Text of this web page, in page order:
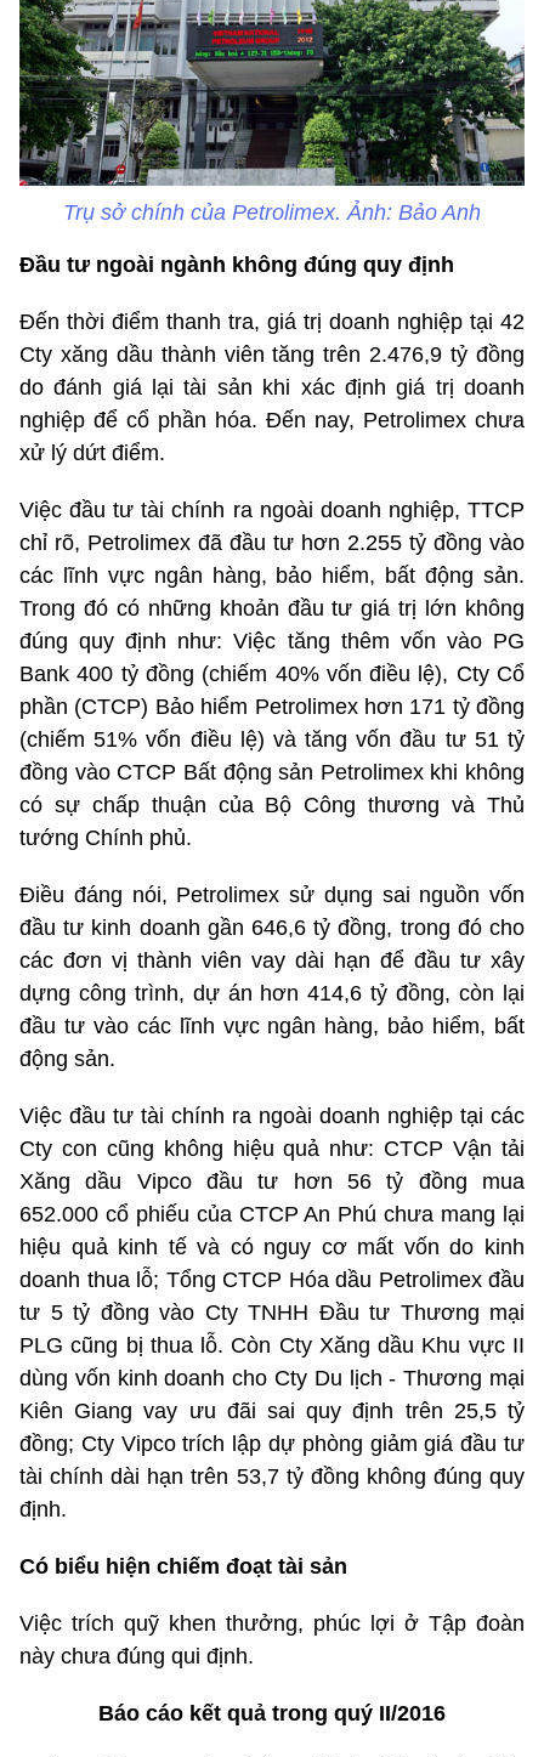
Trụ sở chính của Petrolimex. Ảnh: Bảo Anh
Đầu tư ngoài ngành không đúng quy định
Đến thời điểm thanh tra, giá trị doanh nghiệp tại 42
Cty xăng dầu thành viên tăng trên 2.476,9 tỷ đồng
do đánh giá lại tài sản khi xác định giá trị doanh
nghiệp để cổ phần hóa. Đến nay, Petrolimex chưa
xử lý dứt điểm.
Việc đầu tư tài chính ra ngoài doanh nghiệp, TTCP
chỉ rõ, Petrolimex đã đầu tư hơn 2.255 tỷ đồng vào
các lĩnh vực ngân hàng, bảo hiểm, bất động sản.
Trong đó có những khoản đầu tư giá trị lớn không
đúng quy định như: Việc tăng thêm vốn vào PG
Bank 400 tỷ đồng (chiếm 40% vốn điều lệ), Cty Cổ
phần (CTCP) Bảo hiểm Petrolimex hơn 171 tỷ đồng
(chiếm 51% vốn điều lệ) và tăng vốn đầu tư 51 tỷ
đồng vào CTCP Bất động sản Petrolimex khi không
có sự chấp thuận của Bộ Công thương và Thủ
tướng Chính phủ.
Điều đáng nói, Petrolimex sử dụng sai nguồn vốn
đầu tư kinh doanh gần 646,6 tỷ đồng, trong đó cho
các đơn vị thành viên vay dài hạn để đầu tư xây
dựng công trình, dự án hơn 414,6 tỷ đồng, còn lại
đầu tư vào các lĩnh vực ngân hàng, bảo hiểm, bất
động sản.
Việc đầu tư tài chính ra ngoài doanh nghiệp tại các
Cty con cũng không hiệu quả như: CTCP Vận tải
Xăng dầu Vipco đầu tư hơn 56 tỷ đồng mua
652.000 cổ phiếu của CTCP An Phú chưa mang lại
hiệu quả kinh tế và có nguy cơ mất vốn do kinh
doanh thua lỗ; Tổng CTCP Hóa dầu Petrolimex đầu
tư 5 tỷ đồng vào Cty TNHH Đầu tư Thương mại
PLG cũng bị thua lỗ. Còn Cty Xăng dầu Khu vực II
dùng vốn kinh doanh cho Cty Du lịch - Thương mại
Kiên Giang vay ưu đãi sai quy định trên 25,5 tỷ
đồng; Cty Vipco trích lập dự phòng giảm giá đầu tư
tài chính dài hạn trên 53,7 tỷ đồng không đúng quy
định.
Có biểu hiện chiếm đoạt tài sản
Việc trích quỹ khen thưởng, phúc lợi ở Tập đoàn
này chưa đúng qui định.
Báo cáo kết quả trong quý II/2016